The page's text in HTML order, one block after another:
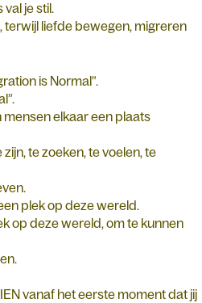
je stil.
terwijl liefde bewegen, migreren
is Normal”.
elkaar een plaats
te zoeken, te voelen, te
plek op deze wereld.
op deze wereld, om te kunnen
vanaf het eerste moment dat jij